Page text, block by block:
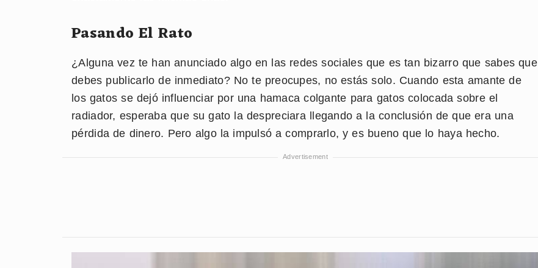
Pasando El Rato
¿Alguna vez te han anunciado algo en las redes sociales que es tan bizarro que sabes que
debes publicarlo de inmediato? No te preocupes, no estás solo. Cuando esta amante de
los gatos se dejó influenciar por una hamaca colgante para gatos colocada sobre el
radiador, esperaba que su gato la despreciara llegando a la conclusión de que era una
pérdida de dinero. Pero algo la impulsó a comprarlo, y es bueno que lo haya hecho.